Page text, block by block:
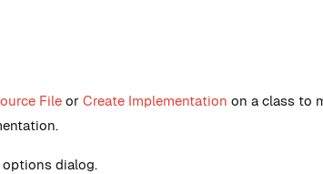
File or Create Implementation on a class to
dialog.